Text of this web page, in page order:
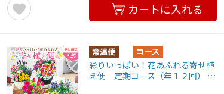
カートに入れる
彩りいっぱい！花あふれる寄せ植
え便 定期コース（年１２回） …